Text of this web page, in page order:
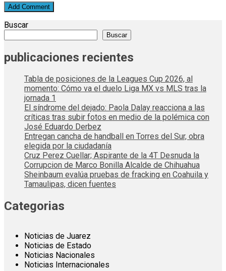
Buscar
Buscar
publicaciones recientes
Tabla de posiciones de la Leagues Cup 2026, al
momento: Cómo va el duelo Liga MX vs MLS tras la
jornada 1
El síndrome del dejado: Paola Dalay reacciona a las
críticas tras subir fotos en medio de la polémica con
José Eduardo Derbez
Entregan cancha de handball en Torres del Sur, obra
elegida por la ciudadanía
Cruz Perez Cuellar; Aspirante de la 4T Desnuda la
Corrupcion de Marco Bonilla Alcalde de Chihuahua
Sheinbaum evalúa pruebas de fracking en Coahuila y
Tamaulipas, dicen fuentes
Categorias
Noticias de Juarez
Noticias de Estado
Noticias Nacionales
Noticias Internacionales